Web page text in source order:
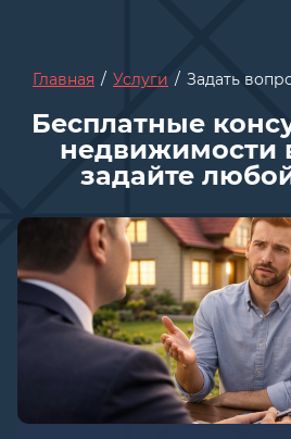
Главная / Услуги / Задать
Бесплатные
недвижимости
задайте